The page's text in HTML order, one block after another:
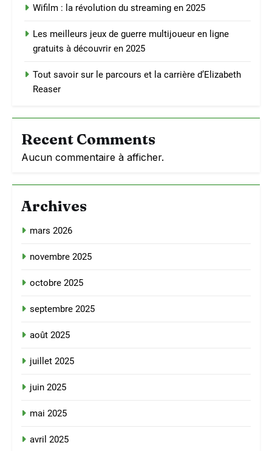
Wifilm : la révolution du streaming en 2025
Les meilleurs jeux de guerre multijoueur en ligne
gratuits à découvrir en 2025
Tout savoir sur le parcours et la carrière d’Elizabeth
Reaser
Recent Comments
Aucun commentaire à afficher.
Archives
mars 2026
novembre 2025
octobre 2025
septembre 2025
août 2025
juillet 2025
juin 2025
mai 2025
avril 2025